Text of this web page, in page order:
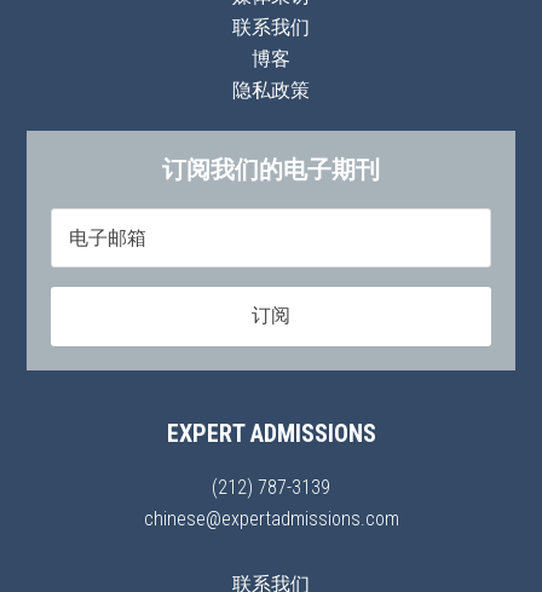
联系我们
博客
隐私政策
订阅我们的电子期刊
EXPERT ADMISSIONS
(212) 787-3139
chinese@expertadmissions.com
联系我们